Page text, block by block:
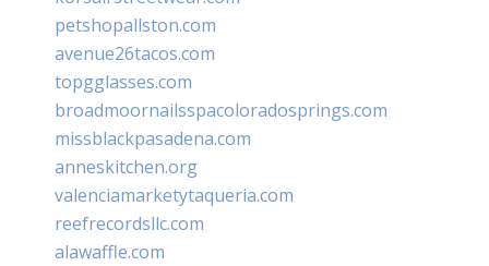
petshopallston.com
avenue26tacos.com
topgglasses.com
broadmoornailsspacoloradosprings.com
missblackpasadena.com
anneskitchen.org
valenciamarketytaqueria.com
reefrecordsllc.com
alawaffle.com